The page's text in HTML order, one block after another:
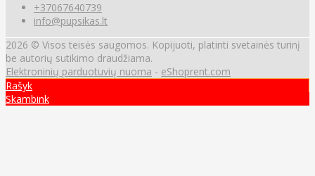
+37067640739
info@pupsikas.lt
2026 © Visos teisės saugomos. Kopijuoti, platinti svetainės turinį
be autorių sutikimo draudžiama.
Elektroninių parduotuvių nuoma - eShoprent.com
Rašyk
Skambink